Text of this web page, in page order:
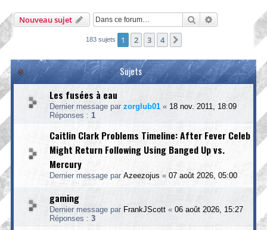
Nouveau sujet RechercherRecherche
183 sujets 1 2 3 4
Sujets
Les fusées à eau
Dernier message par zorglub01 « 18 nov. 2011, 18:09
Réponses : 1
Caitlin Clark Problems Timeline: After Fever Celeb
Might Return Following Using Banged Up vs.
Mercury
Dernier message par Azeezojus « 07 août 2026, 05:00
gaming
Dernier message par FrankJScott « 06 août 2026, 15:27
Réponses : 3